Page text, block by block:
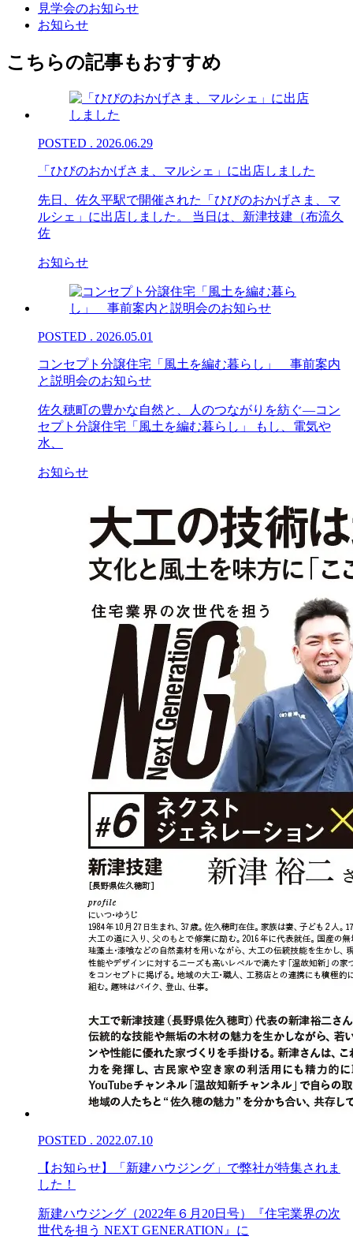
見学会のお知らせ
お知らせ
こちらの記事もおすすめ
POSTED . 2026.06.29
「ひびのおかげさま、マルシェ」に出店しました
先日、佐久平駅で開催された「ひびのおかげさま、マ
ルシェ」に出店しました。 当日は、新津技建（布流久
佐
お知らせ
POSTED . 2026.05.01
コンセプト分譲住宅「風土を編む暮らし」 事前案内
と説明会のお知らせ
佐久穂町の豊かな自然と、人のつながりを紡ぐ―コン
セプト分譲住宅「風土を編む暮らし」 もし、電気や
水、
お知らせ
POSTED . 2022.07.10
【お知らせ】「新建ハウジング」で弊社が特集されま
した！
新建ハウジング（2022年６月20日号）『住宅業界の次
世代を担う NEXT GENERATION』に